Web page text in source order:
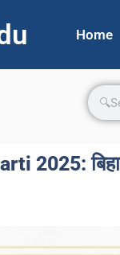
Home
2025: